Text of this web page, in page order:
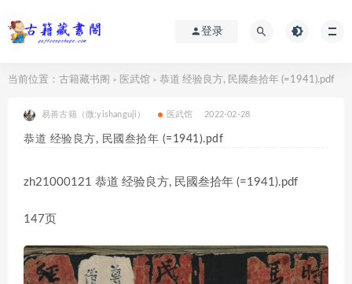
登录
当前位置： 古籍藏书阁 > 医武馆 > 恭道 经验良方, 民國叁拾年 (=1941).pdf
易善古籍（微:yishanguji） 医武馆 2022-02-28
恭道 经验良方, 民國叁拾年 (=1941).pdf
zh21000121 恭道 经验良方, 民國叁拾年 (=1941).pdf
147页